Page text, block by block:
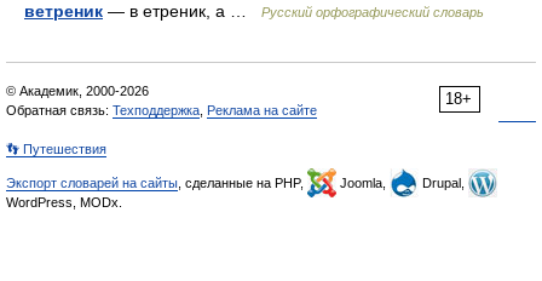
ветреник — в етреник, а … Русский орфографический словарь
18+
© Академик, 2000-2026
Обратная связь: Техподдержка Реклама на сайте
👣 Путешествия
Экспорт словарей на сайты , сделанные на PHP, Joomla,
Drupal,
WordPress, MODx.